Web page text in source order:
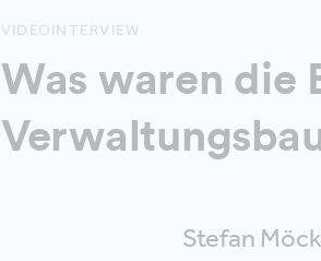
VIDEOINTERVIEW
Was waren die
Stefan